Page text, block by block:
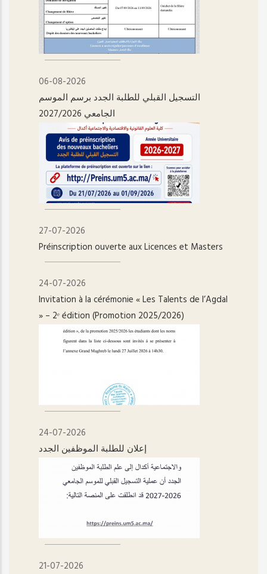
06-08-2026
التسجيل القبلي للطلبة الجدد برسم الموسم
الجامعي 2027/2026
27-07-2026
Préinscription ouverte aux Licences et Masters
24-07-2026
Invitation à la cérémonie « Les Talents de l’Agdal
» – 2ᵉ édition (Promotion 2025/2026)
24-07-2026
إعلان للطلبة الموظفين الجدد
21-07-2026